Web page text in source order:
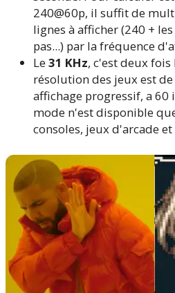
240@60p, il suffit de
lignes à afficher (240 +
pas...) par la fréquence
Le31 KHz, c'est deux fois
résolution des jeux est
affichage progressif, a 60
mode n'est disponible
consoles, jeux d'arcade et